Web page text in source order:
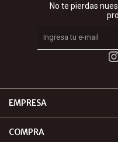
EMPRESA
COMPRA
No te pierdas